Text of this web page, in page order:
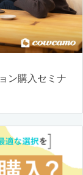
ン購入セミナ